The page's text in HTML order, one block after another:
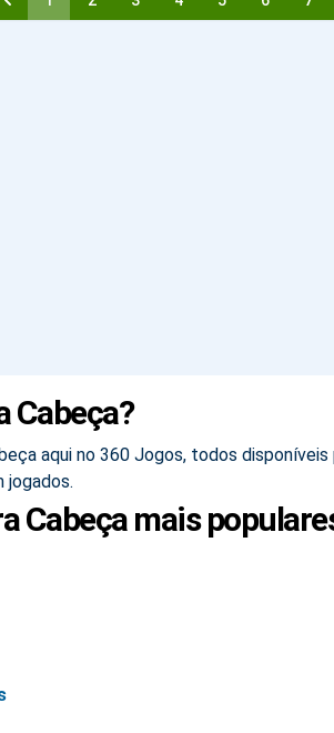
Cabeça?
aqui no 360 Jogos, todos
jogados.
Cabeça mais